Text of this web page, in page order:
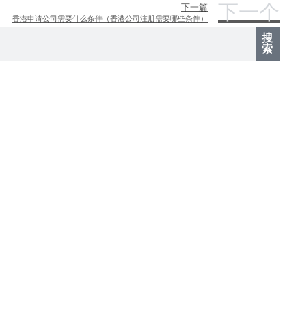
下一篇
香港申请公司需要什么条件（香港公司注册需要哪些条件） 下一个
搜
索